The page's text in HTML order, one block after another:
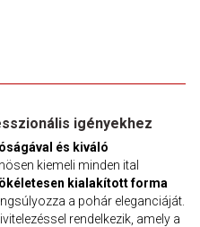
igényekhez
és kiváló
kiemeli minden ital
kialakított forma
a pohár eleganciáját.
rendelkezik, amely a